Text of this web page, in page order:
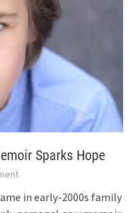
Sparks Hope
in early-2000s family